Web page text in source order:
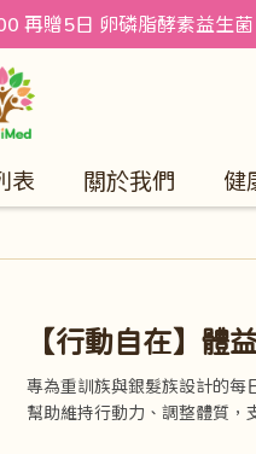
再贈5日 卵磷脂酵素益生菌
表 關於我們 健
【行動自在】體
專為重訓族與銀髮族設計的每
幫助維持行動力、調整體質，